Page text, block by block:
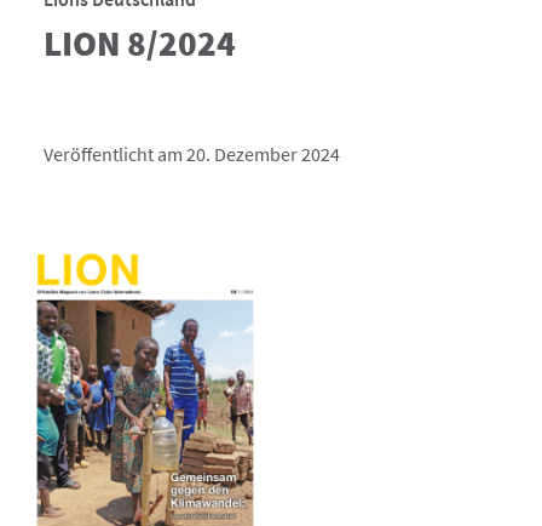
LION 8/2024
Veröffentlicht am 20. Dezember 2024